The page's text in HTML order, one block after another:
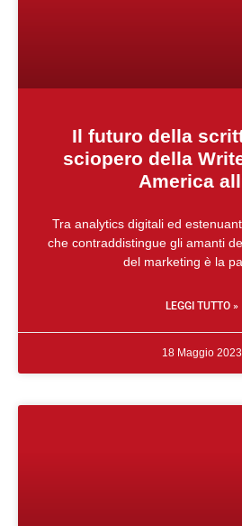
Il futuro della
sciopero della
America
Tra analytics digitali ed
che contraddistingue gli amanti
del marketing è la
LEGGI TUTTO »
18 Maggio 2023